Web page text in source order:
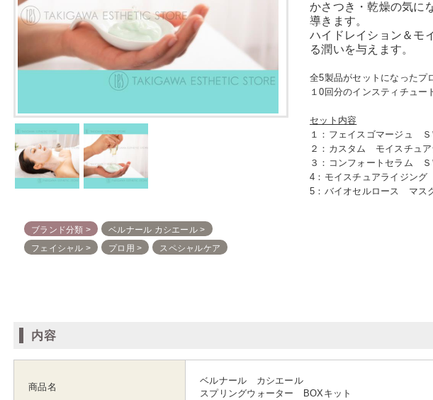
ブランド分類
ベルナール カシエール
フェイシャル
プロ用 スペシャルケア
かさつき・乾燥の気に
導きます。
ハイドレイション＆モ
る潤いを与えます。
全5製品がセットになったプ
１0回分のインスティチュー
セット内容
１：フェイスゴマージュ
２：カスタム モイスチュ
３：コンフォートセラム
4：モイスチュアライジン
5：バイオセルロース マス
内容
商品名
ベルナール カシエール
スプリングウォーター BOXキット